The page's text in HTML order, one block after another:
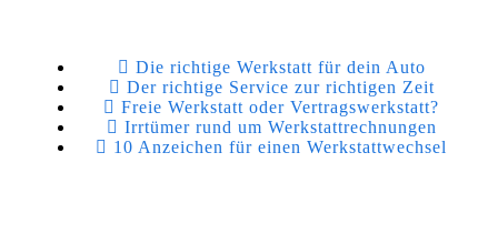
Die richtige Werkstatt für dein Auto
Der richtige Service zur richtigen Zeit
Freie Werkstatt oder Vertragswerkstatt?
Irrtümer rund um Werkstattrechnungen
10 Anzeichen für einen Werkstattwechsel